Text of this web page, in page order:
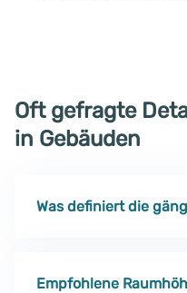
Oft gefragte
in Gebäuden
Was definiert die
Empfohlene